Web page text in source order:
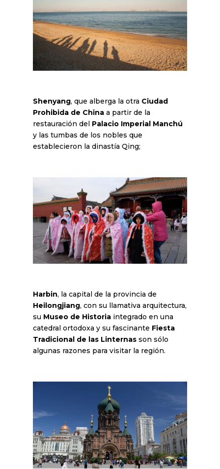
Shenyang, que alberga la otra Ciudad
Prohibida de China a partir de la
restauración del Palacio Imperial Manchú
y las tumbas de los nobles que
establecieron la dinastía Qing;
Harbin, la capital de la provincia de
Heilongjiang, con su llamativa arquitectura,
su Museo de Historia integrado en una
catedral ortodoxa y su fascinante Fiesta
Tradicional de las Linternas son sólo
algunas razones para visitar la región.